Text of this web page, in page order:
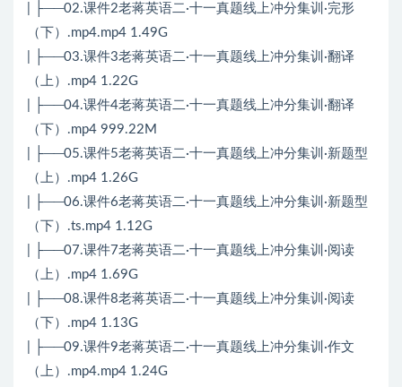
| ├──02.课件2老蒋英语二·十一真题线上冲分集训·完形
（下）.mp4.mp4 1.49G
| ├──03.课件3老蒋英语二·十一真题线上冲分集训·翻译
（上）.mp4 1.22G
| ├──04.课件4老蒋英语二·十一真题线上冲分集训·翻译
（下）.mp4 999.22M
| ├──05.课件5老蒋英语二·十一真题线上冲分集训·新题型
（上）.mp4 1.26G
| ├──06.课件6老蒋英语二·十一真题线上冲分集训·新题型
（下）.ts.mp4 1.12G
| ├──07.课件7老蒋英语二·十一真题线上冲分集训·阅读
（上）.mp4 1.69G
| ├──08.课件8老蒋英语二·十一真题线上冲分集训·阅读
（下）.mp4 1.13G
| ├──09.课件9老蒋英语二·十一真题线上冲分集训·作文
（上）.mp4.mp4 1.24G